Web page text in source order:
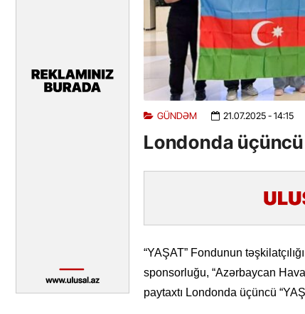
GÜNDƏM 21.07.2025- 14:15
Londonda
“YAŞAT” Fondunun
sponsorluğu, “Azərbaycan
paytaxtı Londonda üçüncü